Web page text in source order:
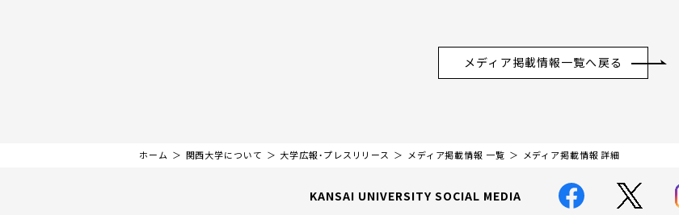
メディア掲載情報一覧へ戻る
ホーム 関西大学について 大学広報・プレスリリース メディア掲載情報 一覧 メディア掲載情報 詳細
KANSAI UNIVERSITY SOCIAL MEDIA